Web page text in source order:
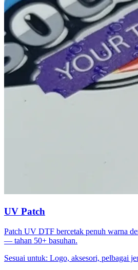
UV Patch
Patch UV DTF bercetak penuh warna
— tahan 50+ basuhan.
Sesuai untuk: Logo, aksesori, pelbagai